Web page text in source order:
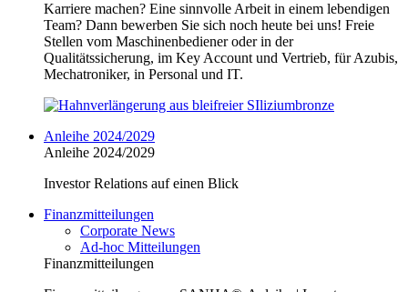
Karriere machen? Eine sinnvolle Arbeit in einem lebendigen
Team? Dann bewerben Sie sich noch heute bei uns! Freie
Stellen vom Maschinenbediener oder in der
Qualitätssicherung, im Key Account und Vertrieb, für Azubis,
Mechatroniker, in Personal und IT.
Anleihe 2024/2029
Anleihe 2024/2029
Investor Relations auf einen Blick
Finanzmitteilungen
Corporate News
Ad-hoc Mitteilungen
Finanzmitteilungen